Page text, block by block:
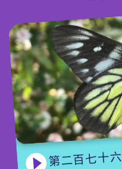
第二百七十六集 -